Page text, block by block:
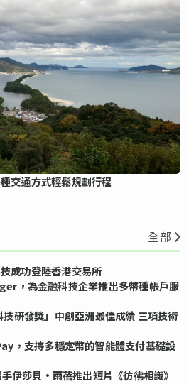
交通方式輕鬆規劃行程
全部
成功登陸香港交易所
，為金融科技企業推出多幣種帳戶服
研發獎」中創亞洲最佳成績 三項技術
，支持多穩定幣的智能體支付基礎設
伊莎貝•雨蓓推出短片《彷彿相識》